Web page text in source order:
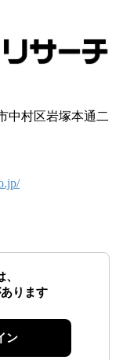
中村区岩塚本通二
ります
ン